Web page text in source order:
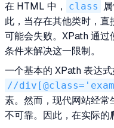
在 HTML 中， class
此，当存在其他类时，直
可能会失败。XPath 通过
条件来解决这一限制。
一个基本的 XPath 表达式
//
素。然而，现代网站经
不可靠。因此，在实际的